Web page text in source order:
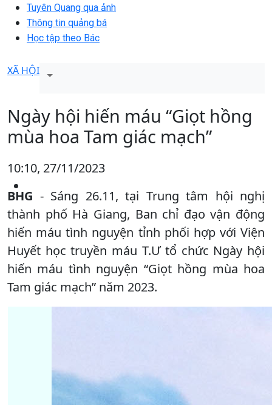
Tuyên Quang qua ảnh
Thông tin quảng bá
Học tập theo Bác
XÃ HỘI
Ngày hội hiến máu “Giọt hồng
mùa hoa Tam giác mạch”
10:10, 27/11/2023
BHG - Sáng 26.11, tại Trung tâm hội nghị
thành phố Hà Giang, Ban chỉ đạo vận động
hiến máu tình nguyện tỉnh phối hợp với Viện
Huyết học truyền máu T.Ư tổ chức Ngày hội
hiến máu tình nguyện “Giọt hồng mùa hoa
Tam giác mạch” năm 2023.